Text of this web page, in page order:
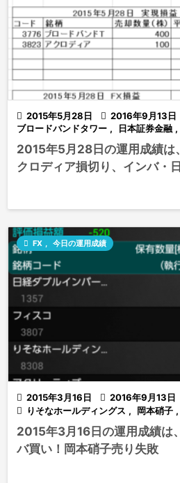
 2015年5月28日  2016年9月13日
ブロードバンドタワー , 日本証券金融 ,
2015年5月28日の運用成績は
クロディア損切り、インバ・
 2015年3月16日  2016年9月13日
 FX , 今日の運用成績
 りそなホールディングス , 岡本硝子 ,
2015年3月16日の運用成績は
バ買い！岡本硝子売り失敗